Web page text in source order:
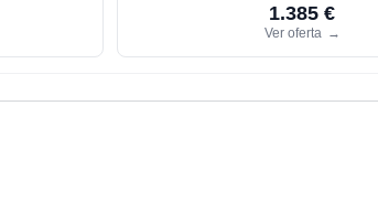
1.385 €
Ver oferta →